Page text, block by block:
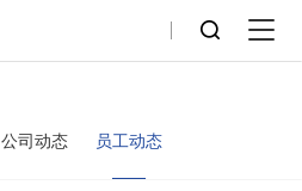
公司动态 员工动态